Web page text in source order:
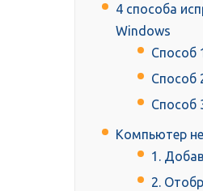
4 способа
Windows
Способ
Способ
Способ
Компьютер
1.
2.